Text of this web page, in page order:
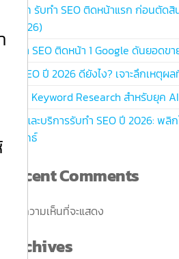
บริษัท รับทำ SEO ติดหน้าแรก ก่อนตัดสิ
ปี 2026)
รับทำ SEO ติดหน้า 1 Google ดันยอดข
ทำ SEO ปี 2026 ดียังไง? เจาะลึกเหตุ
วิธีทำ Keyword Research สำหรับยุค
คู่มือและบริการรับทำ SEO ปี 2026: พ
กลยุทธ์
Recent Comments
ไม่มีความเห็นที่จะแสดง
Archives